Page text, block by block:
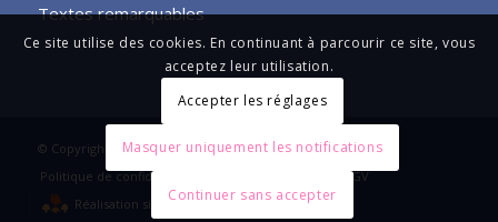
Textes remarquables
© Copyright - Sens et Symboles
Politique de confidentialité et Mentions légales
CGV
Réalisation site internet
Ce site utilise des cookies. En continuant à parcourir ce site, vous
acceptez leur utilisation.
Accepter les réglages
Masquer uniquement les notifications
Continuer sans accepter